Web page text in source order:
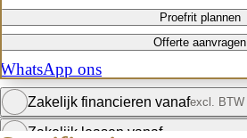
Proefrit plannen
Offerte aanvragen
WhatsApp ons
Zakelijk financieren vanafexcl. BTW
Zakelijk leasen vanaf